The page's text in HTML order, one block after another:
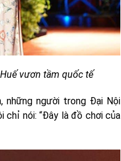
vươn tầm quốc tế
những người trong Đại Nội
chỉ nói: “Đây là đồ chơi của